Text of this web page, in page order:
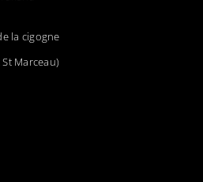
la cigogne
Marceau)